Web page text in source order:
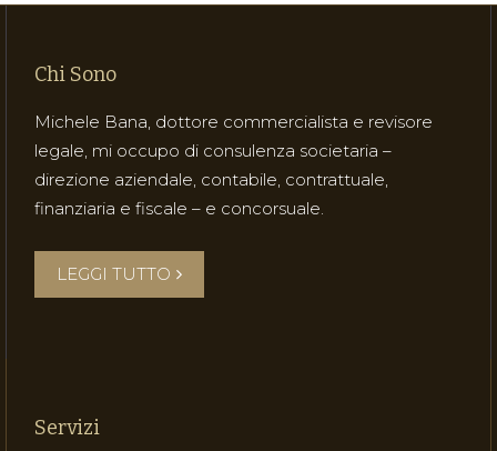
Chi Sono
Michele Bana, dottore commercialista e revisore
legale, mi occupo di consulenza societaria –
direzione aziendale, contabile, contrattuale,
finanziaria e fiscale – e concorsuale.
LEGGI TUTTO
Servizi